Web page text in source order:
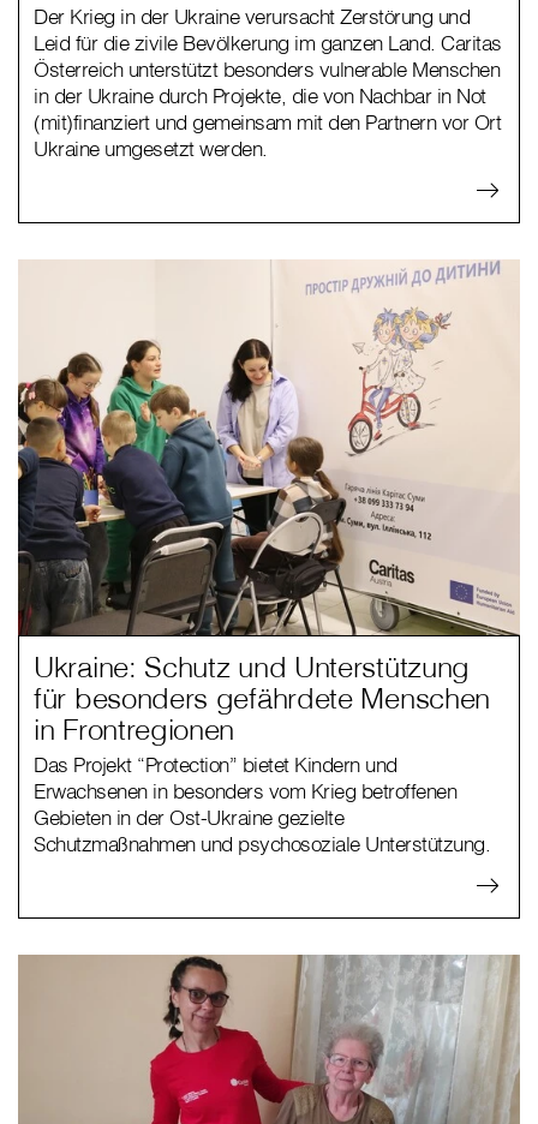
Der Krieg in der Ukraine verursacht Zerstörung und
Leid für die zivile Bevölkerung im ganzen Land. Caritas
Österreich unterstützt besonders vulnerable Menschen
in der Ukraine durch Projekte, die von Nachbar in Not
(mit)finanziert und gemeinsam mit den Partnern vor Ort
Ukraine umgesetzt werden.
Ukraine: Schutz und Unterstützung
für besonders gefährdete Menschen
in Frontregionen
Das Projekt “Protection” bietet Kindern und
Erwachsenen in besonders vom Krieg betroffenen
Gebieten in der Ost-Ukraine gezielte
Schutzmaßnahmen und psychosoziale Unterstützung.